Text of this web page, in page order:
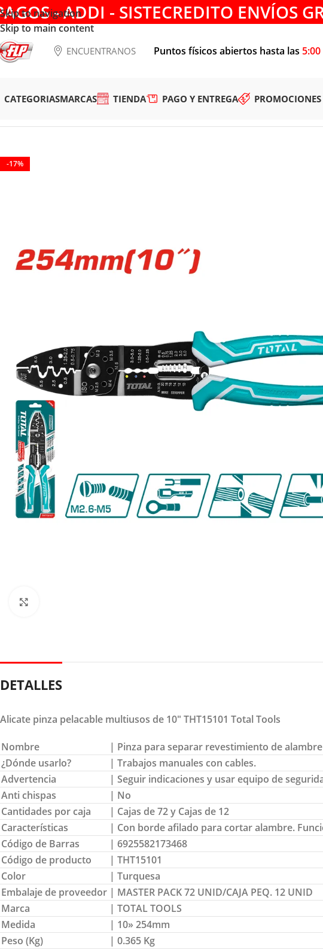
Skip to navigation
Skip to main content
- ADDI - SISTECREDITO ENVÍOS
ENCUENTRANOS Puntos físicos abiertos hasta las
CATEGORIASMARCAS TIENDA PAGO Y ENTREGA PROMOCIONES
-17%
DETALLES
Alicate pinza pelacable multiusos de 10″ THT15101 Total Tools
Nombre
| Pinza para separar revestimiento de
¿Dónde usarlo?
| Trabajos manuales con cables.
Advertencia
| Seguir indicaciones y usar equipo de
Anti chispas
| No
Cantidades por caja
| Cajas de 72 y Cajas de 12
Características
| Con borde afilado para cortar alambre.
Código de Barras
| 6925582173468
Código de producto
| THT15101
Color
| Turquesa
Embalaje de proveedor | MASTER PACK 72 UNID/CAJA PEQ. 12 UNID
Marca
| TOTAL TOOLS
Medida
| 10» 254mm
Peso (Kg)
| 0.365 Kg